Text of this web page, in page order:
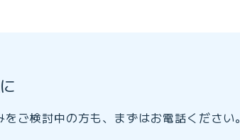
ご検討中の方も、まずはお電話ください。